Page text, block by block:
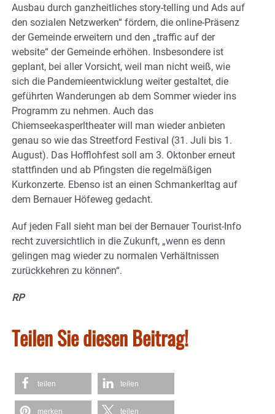
Ausbau durch ganzheitliches story-telling und Ads auf
den sozialen Netzwerken“ fördern, die online-Präsenz
der Gemeinde erweitern und den „traffic auf der
website“ der Gemeinde erhöhen. Insbesondere ist
geplant, bei aller Vorsicht, weil man nicht weiß, wie
sich die Pandemieentwicklung weiter gestaltet, die
geführten Wanderungen ab dem Sommer wieder ins
Programm zu nehmen. Auch das
Chiemseekasperltheater will man wieder anbieten
genau so wie das Streetford Festival (31. Juli bis 1.
August). Das Hofflohfest soll am 3. Oktonber erneut
stattfinden und ab Pfingsten die regelmäßigen
Kurkonzerte. Ebenso ist an einen Schmankerltag auf
dem Bernauer Höfeweg gedacht.
Auf jeden Fall sieht man bei der Bernauer Tourist-Info
recht zuversichtlich in die Zukunft, „wenn es denn
gelingen mag wieder zu normalen Verhältnissen
zurückkehren zu können“.
RP
Teilen Sie diesen Beitrag!
teilen teilen
merken teilen